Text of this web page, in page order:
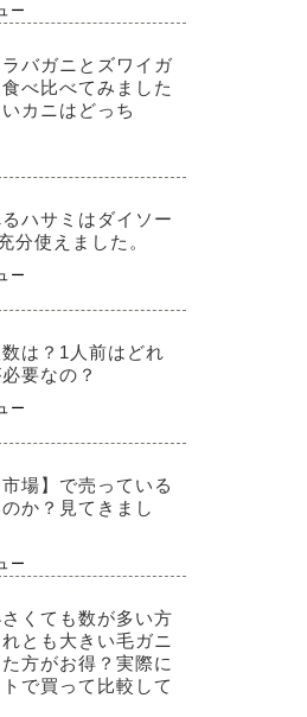
ー
バガニとズワイガ
べ比べてみました
カニはどっち
ハサミはダイソー
分使えました。
ー
は？1人前はどれ
要なの？
ー
場】で売っている
か？見てきまし
ー
くても数が多い方
とも大きい毛ガニ
方がお得？実際に
で買って比較して